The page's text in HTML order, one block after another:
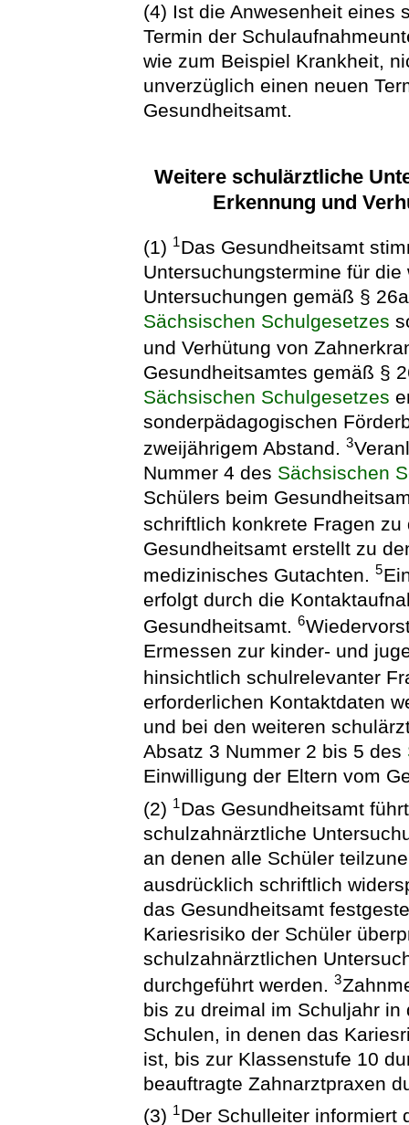
(4) Ist die Anwesenheit eines
Termin der
wie zum Beispiel Krankheit,
unverzüglich einen neuen
Gesundheitsamt.
Weitere schulärztliche
Erkennung und
(1) 1Das Gesundheitsamt
Untersuchungstermine für
Untersuchungen gemäß §
Sächsischen Schulgesetzes
und Verhütung von
Gesundheitsamtes gemäß §
Sächsischen Schulgesetzes
sonderpädagogischen
zweijährigem Abstand.3
Nummer 4 des Sächsischen
Schülers beim
schriftlich konkrete Fragen
Gesundheitsamt erstellt zu
medizinisches Gutachten.5
erfolgt durch die
Gesundheitsamt.6
Ermessen zur kinder- und
hinsichtlich schulrelevanter
erforderlichen Kontaktdaten
und bei den weiteren
Absatz 3 Nummer 2 bis 5 des
Einwilligung der Eltern vom
(2) 1Das Gesundheitsamt
schulzahnärztliche
an denen alle Schüler
ausdrücklich schriftlich
das Gesundheitsamt
Kariesrisiko der Schüler
schulzahnärztlichen
durchgeführt werden.3
bis zu dreimal im Schuljahr
Schulen, in denen das
ist, bis zur Klassenstufe 10
beauftragte Zahnarztpraxen
(3) 1Der Schulleiter informiert